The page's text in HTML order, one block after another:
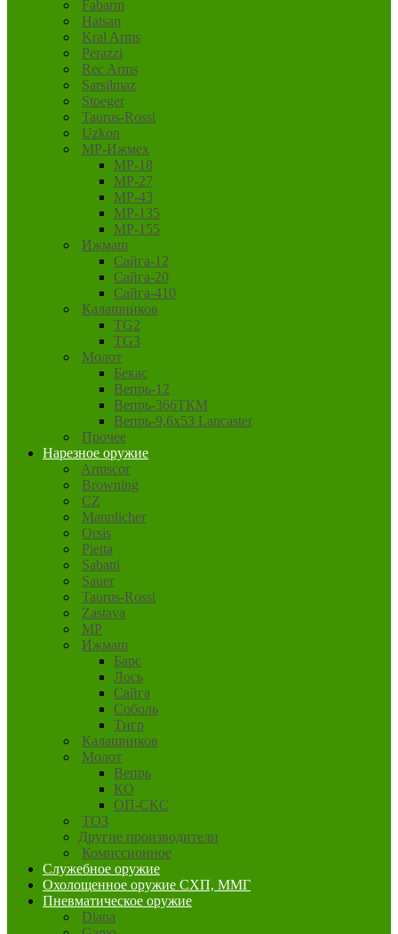
Fabarm
Hatsan
Kral Arms
Perazzi
Rec Arms
Sarsilmaz
Stoeger
Taurus-Rossi
Uzkon
MP-Ижмех
MP-18
MP-27
MP-43
MP-135
MP-155
Ижмаш
Сайга-12
Сайга-20
Сайга-410
Калашников
TG2
TG3
Молот
Бекас
Вепрь-12
Вепрь-366ТКМ
Вепрь-9,6х53 Lancaster
Прочее
Нарезное оружие
Armscor
Browning
CZ
Mannlicher
Orsis
Pietta
Sabatti
Sauer
Taurus-Rossi
Zastava
MP
Ижмаш
Барс
Лось
Сайга
Соболь
Тигр
Калашников
Молот
Вепрь
КО
ОП-СКС
ТОЗ
Другие производители
Комиссионное
Служебное оружие
Охолощенное оружие СХП, ММГ
Пневматическое оружие
Diana